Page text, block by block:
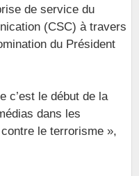
de service du
(CSC) à travers
du Président
c’est le début de la
dans les
le terrorisme »,